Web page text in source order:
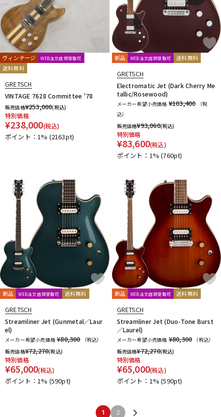
ヴィンテージ WEB注文店頭受取可
送料無料
GRETSCH
VINTAGE 7628 Committee '78
販売価格¥253,000(税込)
特別価格
¥238,000(税込)
ポイント：1% (2163pt)
新品 WEB注文店頭受取可 送料無料
GRETSCH
Electromatic Jet (Dark Cherry Me
tallic/Rosewood)
メーカー希望小売価格 ¥103,400
（税
込）
販売価格¥93,060(税込)
特別価格
¥83,600(税込)
ポイント：1%(760pt)
新品 WEB注文店頭受取可 送料無料
GRETSCH
Streamliner Jet (Gunmetal／Laur
el)
メーカー希望小売価格 ¥80,300
（税込）
販売価格¥72,270(税込)
特別価格
¥65,000(税込)
ポイント：1% (590pt)
新品 WEB注文店頭受取可 送料無料
GRETSCH
Streamliner Jet (Duo-Tone Burst
／Laurel)
メーカー希望小売価格 ¥80,300
（税込）
販売価格¥72,270(税込)
特別価格
¥65,000(税込)
ポイント：1%(590pt)
1 2